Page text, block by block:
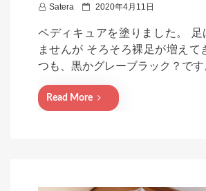
Satera
P
s
t
2020年4月11日
ペディキュアを塗りました。 足
ませんが そろそろ裸足が増えて
つも、黒かグレーブラック？です
Read More